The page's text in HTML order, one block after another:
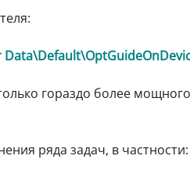
гораздо более
ряда задач, в частности: